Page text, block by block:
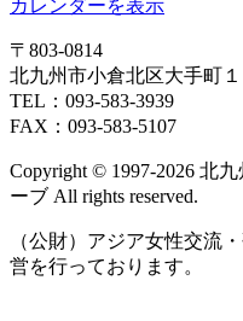
カレンダーを表示
〒803‐0814
北九州市小倉北区大手町
TEL：093‐583‐3939
FAX：093‐583‐5107
Copyright © 1997‐2026 北
ーブ All rights reserved.
（公財）アジア女性交流
営を行っております。